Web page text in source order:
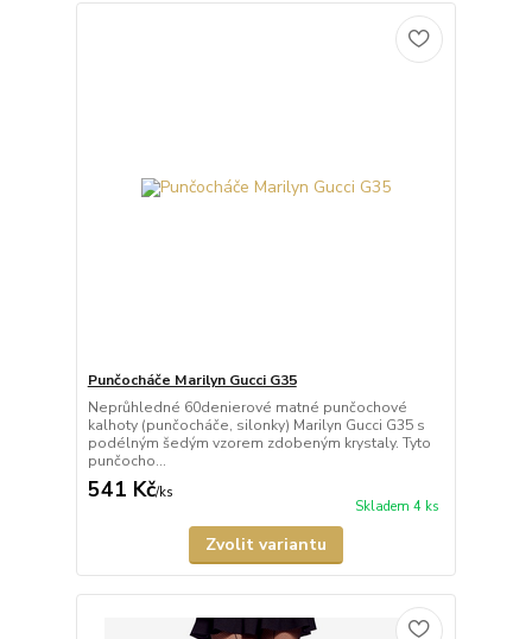
Punčocháče Marilyn Gucci G35
Neprůhledné 60denierové matné punčochové
kalhoty (punčocháče, silonky) Marilyn Gucci G35 s
podélným šedým vzorem zdobeným krystaly. Tyto
punčocho...
541 Kč/ks
Skladem 4 ks
Zvolit variantu